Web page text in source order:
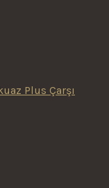
Plus Çarşı